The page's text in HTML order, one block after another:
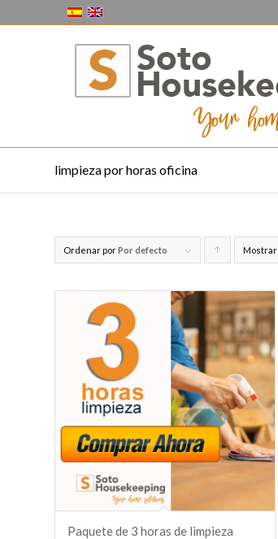
limpieza por horas oficina
Ordenar porPor defecto Pulsa
ordenar
los
cupones
de
forma
ascendente
Mostrar
Paquete de 3 horas de limpieza